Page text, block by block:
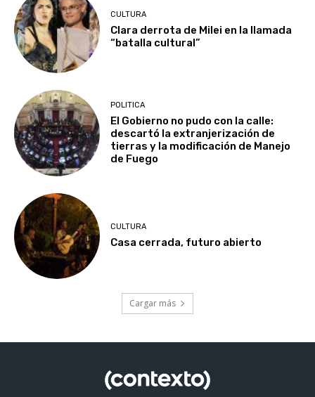
CULTURA
Clara derrota de Milei en la llamada
“batalla cultural”
POLITICA
El Gobierno no pudo con la calle:
descartó la extranjerización de
tierras y la modificación de Manejo
de Fuego
CULTURA
Casa cerrada, futuro abierto
Cargar más